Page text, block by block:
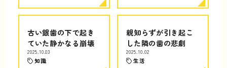
古い銀歯の下で起き
ていた静かなる崩壊
2025.10.03
知識
親知らずが引き起こ
した隣の歯の悲劇
2025.10.02
生活